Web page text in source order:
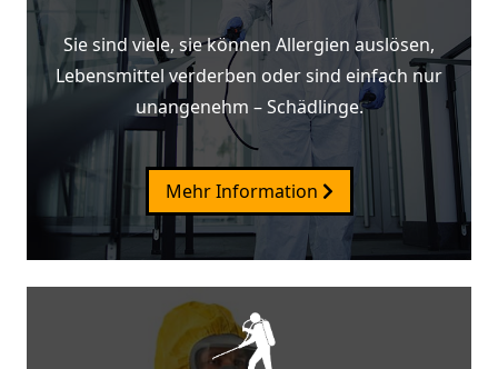
Sie sind viele, sie können Allergien auslösen,
Lebensmittel verderben oder sind einfach nur
unangenehm – Schädlinge.
Mehr Information